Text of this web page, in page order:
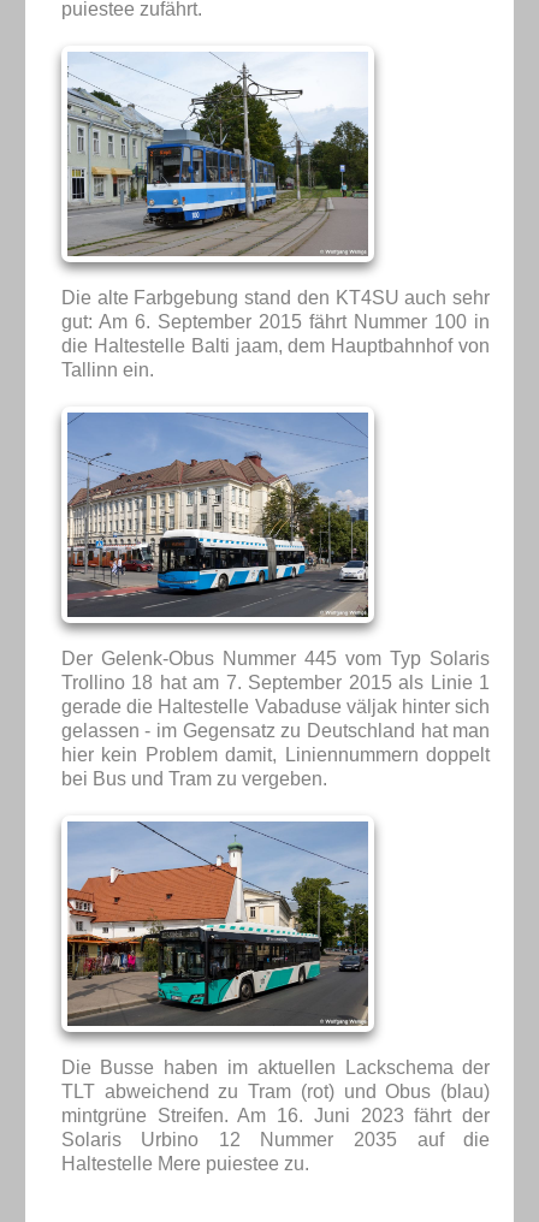
puiestee zufährt.
Die alte Farbgebung stand den KT4SU auch sehr
gut: Am 6. September 2015 fährt Nummer 100 in
die Haltestelle Balti jaam, dem Hauptbahnhof von
Tallinn ein.
Der Gelenk-Obus Nummer 445 vom Typ Solaris
Trollino 18 hat am 7. September 2015 als Linie 1
gerade die Haltestelle Vabaduse väljak hinter sich
gelassen - im Gegensatz zu Deutschland hat man
hier kein Problem damit, Liniennummern doppelt
bei Bus und Tram zu vergeben.
Die Busse haben im aktuellen Lackschema der
TLT abweichend zu Tram (rot) und Obus (blau)
mintgrüne Streifen. Am 16. Juni 2023 fährt der
Solaris Urbino 12 Nummer 2035 auf die
Haltestelle Mere puiestee zu.